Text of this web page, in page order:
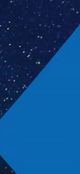
sociaux
inwi fait
accès à